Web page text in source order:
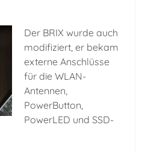
Der BRIX wurde auch
modifiziert, er bekam
externe Anschlüsse
für die WLAN-
Antennen,
PowerButton,
PowerLED und SSD-